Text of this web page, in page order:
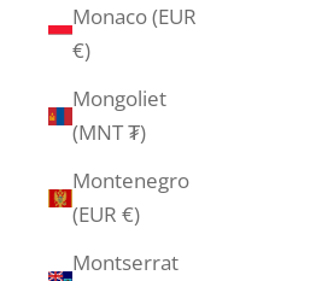
Monaco (EUR
€)
Mongoliet
(MNT ₮)
Montenegro
(EUR €)
Montserrat